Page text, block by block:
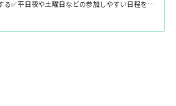
る✅ 平日夜や土曜日などの参加しやすい日程を設